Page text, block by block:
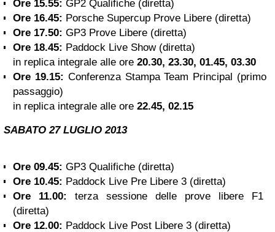
Ore 15.55: GP2 Qualifiche (diretta)
Ore 16.45: Porsche Supercup Prove Libere (diretta)
Ore 17.50: GP3 Prove Libere (diretta)
Ore 18.45: Paddock Live Show (diretta)
in replica integrale alle ore 20.30, 23.30, 01.45, 03.30
Ore 19.15: Conferenza Stampa Team Principal (primo
passaggio)
in replica integrale alle ore 22.45, 02.15
SABATO27LUGLIO 2013
Ore 09.45: GP3 Qualifiche (diretta)
Ore 10.45: Paddock Live Pre Libere 3 (diretta)
Ore 11.00:
terza sessione delle prove libere F1
(diretta)
Ore 12.00: Paddock Live Post Libere 3 (diretta)